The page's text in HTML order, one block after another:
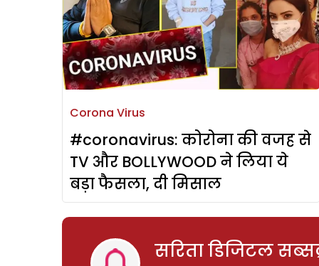
Corona Virus
#coronavirus: कोरोना की वजह से
TV और BOLLYWOOD ने लिया ये
बड़ा फैसला, दी मिसाल
सरिता डिजिटल